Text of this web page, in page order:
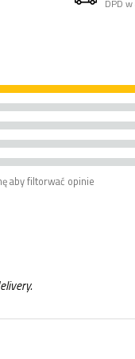
DPD
aby filtorwać opinie